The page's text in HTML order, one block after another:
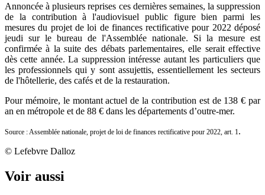
Annoncée à plusieurs reprises ces dernières semaines, la suppression
de la contribution à l'audiovisuel public figure bien parmi les
mesures du projet de loi de finances rectificative pour 2022 déposé
jeudi sur le bureau de l'Assemblée nationale. Si la mesure est
confirmée à la suite des débats parlementaires, elle serait effective
dès cette année. La suppression intéresse autant les particuliers que
les professionnels qui y sont assujettis, essentiellement les secteurs
de l'hôtellerie, des cafés et de la restauration.
Pour mémoire, le montant actuel de la contribution est de 138 € par
an en métropole et de 88 € dans les départements d’outre-mer.
Source : Assemblée nationale, projet de loi de finances rectificative pour 2022, art. 1 .
© Lefebvre Dalloz
Voir aussi